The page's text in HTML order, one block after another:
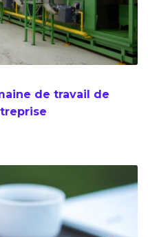
de travail de